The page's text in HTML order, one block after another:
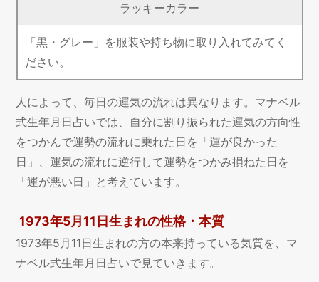
ラッキーカラー
「黒・グレー」を服装や持ち物に取り入れてみてく
ださい。
人によって、毎日の運気の流れは異なります。マナベル
式生年月日占いでは、自分に割り振られた運気の方向性
をつかんで運勢の流れに乗れた日を「運が良かった
日」、運気の流れに逆行して運勢をつかみ損ねた日を
「運が悪い日」と考えています。
1973年5月11日生まれの性格・本質
1973年5月11日生まれの方の本来持っている気質を、マ
ナベル式生年月日占いで見ていきます。